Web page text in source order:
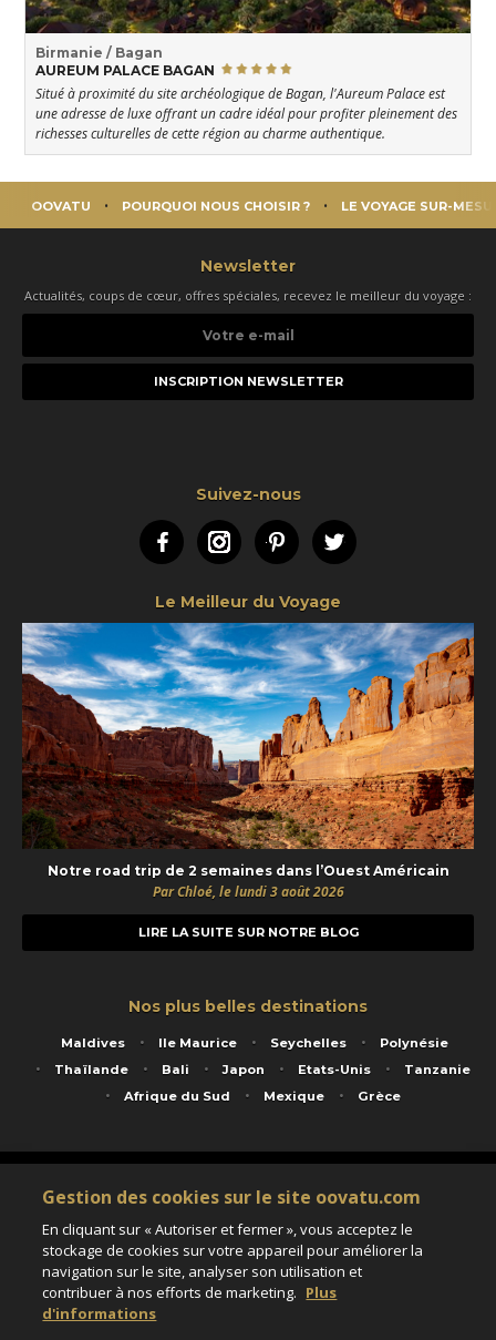
Birmanie / Bagan
AUREUM PALACE BAGAN
Situé à proximité du site archéologique de Bagan, l'Aureum Palace est
une adresse de luxe offrant un cadre idéal pour profiter pleinement des
richesses culturelles de cette région au charme authentique.
OOVATU POURQUOI NOUS CHOISIR ? LE VOYAGE SUR-
Newsletter
Actualités, coups de cœur, offres spéciales, recevez le meilleur du voyage :
e-
Suivez-nous
FacebookInstagramPinterestTwitter
Le Meilleur du Voyage
Notre road trip de 2 semaines dans l’Ouest Américain
Par Chloé, le lundi 3 août 2026
LIRE LA SUITE SUR NOTRE BLOG
Nos plus belles destinations
Maldives Ile Maurice Seychelles
Polynésie
Thaïlande
Bali Japon Etats-Unis
Tanzanie
Afrique du Sud
Mexique Grèce
Service animé par Nautil Voyages - 22 rue Georges Picquart 75017 Paris - S.A.S
au capital de 155 696 euros - RCS Paris B 423 671 973 - Code APE 7911Z
Matricule Atout France IM075100020 - Garantie financière Groupama - Agrément IATA
Assurance responsabilité civile et professionnelle HISCOX RCP0081066
Gestion des cookies sur le site oovatu.com
En cliquant sur « Autoriser et fermer », vous acceptez le
stockage de cookies sur votre appareil pour améliorer la
navigation sur le site, analyser son utilisation et
contribuer à nos efforts de marketing. Plus
d'informations